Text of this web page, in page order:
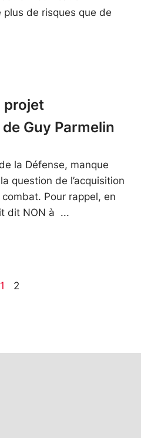
de risques que de
projet
Guy Parmelin
la Défense, manque
question de l’acquisition
Pour rappel, en
dit NON à
1 2